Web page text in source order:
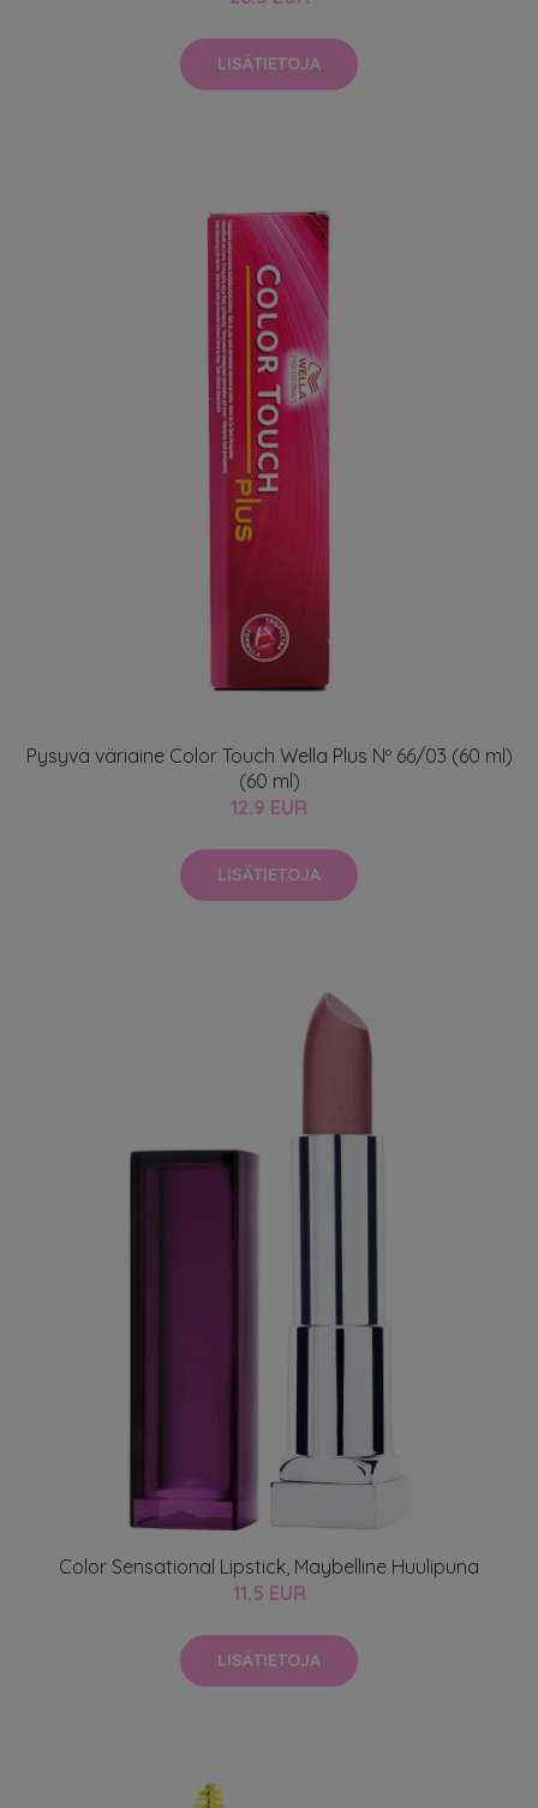
LISÄTIETOJA
Pysyvä väriaine Color Touch Wella Plus Nº 66/03 (60 ml)
(60 ml)
12.9 EUR
LISÄTIETOJA
Color Sensational Lipstick, Maybelline Huulipuna
11.5 EUR
LISÄTIETOJA